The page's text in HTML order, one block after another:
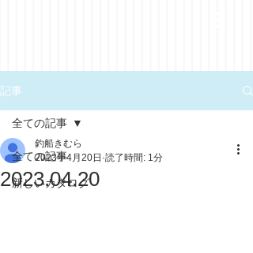
記事
全ての記事
新しいカタログ
全ての記事
2023.04.20
釣船きむら
2023年4月20日 読了時間: 1分